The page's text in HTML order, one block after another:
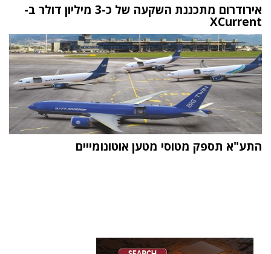
אירודרום מתכננת השקעה של כ-3 מיליון דולר ב-
XCurrent
התע"א תספק מטוסי מטען אוטונומייים